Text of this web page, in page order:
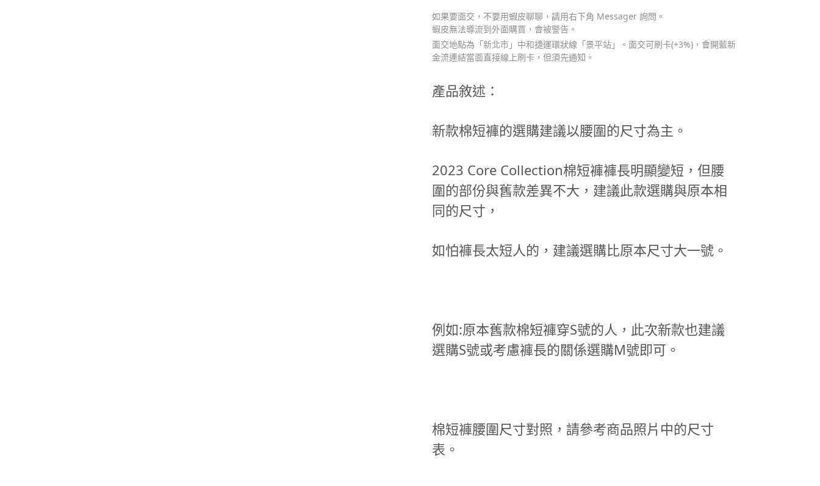
如果要面交，不要用蝦皮聊聊，請用右下角 Messager 詢問。
蝦皮無法導流到外面購買，會被警告。
面交地點為「新北市」中和捷運環狀線「景平站」。面交可刷卡(+3%)，會開藍新
金流連結當面直接線上刷卡，但須先通知。
產品敘述：
新款棉短褲的選購建議以腰圍的尺寸為主。
2023 Core Collection棉短褲褲長明顯變短，但腰
圍的部份與舊款差異不大，建議此款選購與原本相
同的尺寸，
如怕褲長太短人的，建議選購比原本尺寸大一號。
例如:原本舊款棉短褲穿S號的人，此次新款也建議
選購S號或考慮褲長的關係選購M號即可。
棉短褲腰圍尺寸對照，請參考商品照片中的尺寸
表。